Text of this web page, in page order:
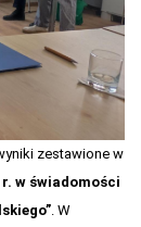
zestawione w
r. w świadomości
. W